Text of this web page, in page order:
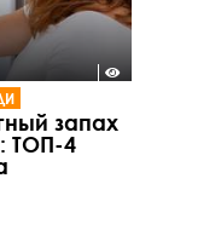
запах
ТОП-4